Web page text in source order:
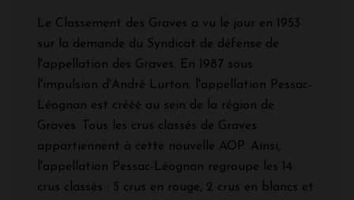
Le Classement des Graves a vu le jour en 1953
sur la demande du Syndicat de défense de
l'appellation des Graves. En 1987 sous
l'impulsion d'André Lurton, l'appellation Pessac-
Léognan est crééé au sein de la région de
Graves. Tous les crus classés de Graves
appartiennent à cette nouvelle AOP. Ainsi,
l'appellation Pessac-Léognan regroupe les 14
crus classés : 5 crus en rouge, 2 crus en blancs et